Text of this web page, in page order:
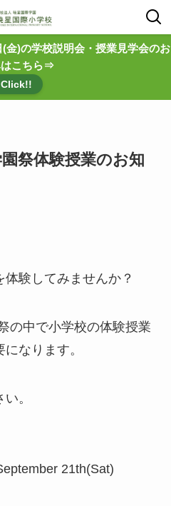
金)の学校説明会・授業見学会のお
はこちら⇒
Click!!
祭体験授業のお知
験してみませんか？
の中で小学校の体験授業
なります。
。
21th(Sat)